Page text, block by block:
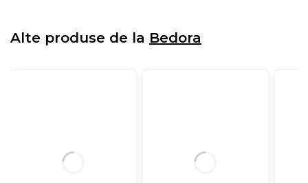
Alte produse de la Bedora